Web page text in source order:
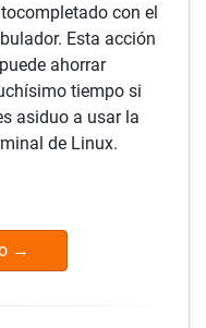
con el
Esta acción
ahorrar
tiempo si
asiduo a usar la
de Linux.
→